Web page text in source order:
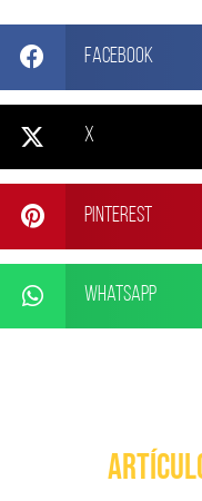
Facebook
X
Pinterest
WhatsApp